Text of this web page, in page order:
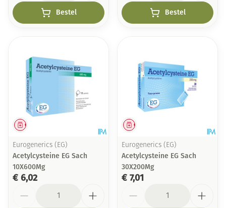
Bestel Bestel
Geneesmiddel
Eurogenerics (EG)
Acetylcysteine EG Sach
10X600Mg
€ 6,02
Geneesmiddel
Eurogenerics (EG)
Acetylcysteine EG Sach
30X200Mg
€ 7,01